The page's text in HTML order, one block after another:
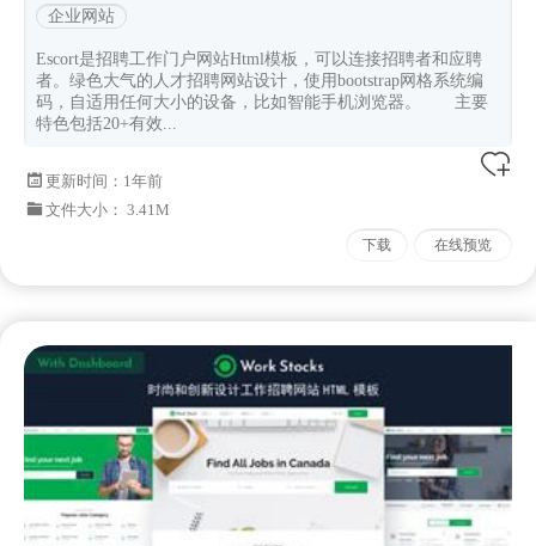
企业网站
Escort是招聘工作门户网站Html模板，可以连接招聘者和应聘
者。绿色大气的人才招聘网站设计，使用bootstrap网格系统编
码，自适用任何大小的设备，比如智能手机浏览器。 主要
特色包括20+有效...
更新时间： 1年前
文件大小： 3.41M
下载 在线预览